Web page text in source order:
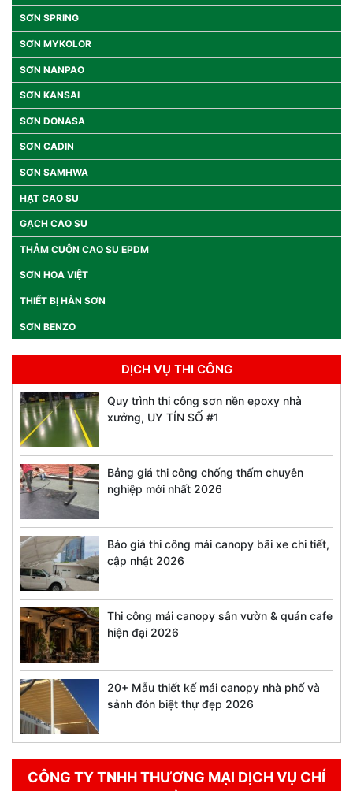
SƠN SPRING
SƠN MYKOLOR
SƠN NANPAO
SƠN KANSAI
SƠN DONASA
SƠN CADIN
SƠN SAMHWA
HẠT CAO SU
GẠCH CAO SU
THẢM CUỘN CAO SU EPDM
SƠN HOA VIỆT
THIẾT BỊ HÀN SƠN
SƠN BENZO
DỊCH VỤ THI CÔNG
Quy trình thi công sơn nền epoxy nhà
xưởng, UY TÍN SỐ #1
Bảng giá thi công chống thấm chuyên
nghiệp mới nhất 2026
Báo giá thi công mái canopy bãi xe chi tiết,
cập nhật 2026
Thi công mái canopy sân vườn & quán cafe
hiện đại 2026
20+ Mẫu thiết kế mái canopy nhà phố và
sảnh đón biệt thự đẹp 2026
CÔNG TY TNHH THƯƠNG MẠI DỊCH VỤ CHÍ